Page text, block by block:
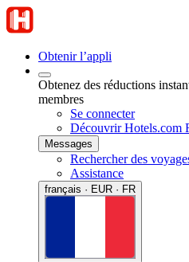
Obtenir l’appli
Obtenez des réductions
membres
Se connecter
Découvrir Hotels.com
Messages
Rechercher des
Assistance
français · EUR · FR